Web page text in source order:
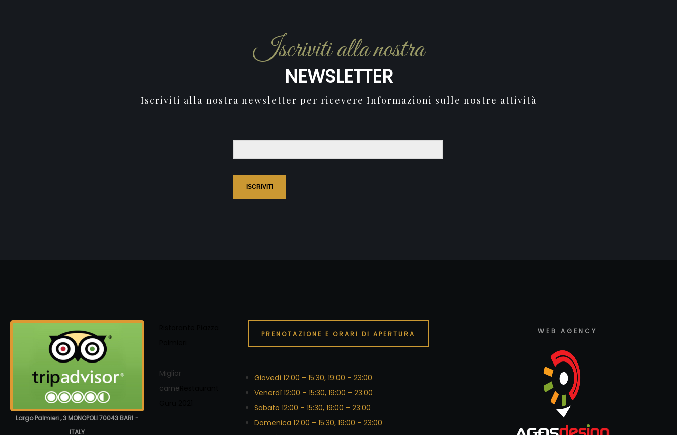
Iscriviti alla nostra
NEWSLETTER
Iscriviti alla nostra newsletter per ricevere Informazioni sulle nostre attività
ISCRIVITI
Largo Palmieri , 3 MONOPOLI 70043 BARI -
ITALY
Miglior
carne
PRENOTAZIONE E ORARI DI APERTURA
Giovedì 12:00 – 15:30, 19:00 – 23:00
Venerdì 12:00 – 15:30, 19:00 – 23:00
Sabato 12:00 – 15:30, 19:00 – 23:00
Domenica 12:00 – 15:30, 19:00 – 23:00
WEB AGENCY